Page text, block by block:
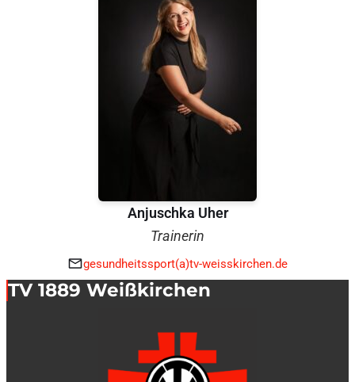
Anjuschka Uher
Trainerin
gesundheitssport(a)tv-weisskirchen.de
TV 1889 Weißkirchen